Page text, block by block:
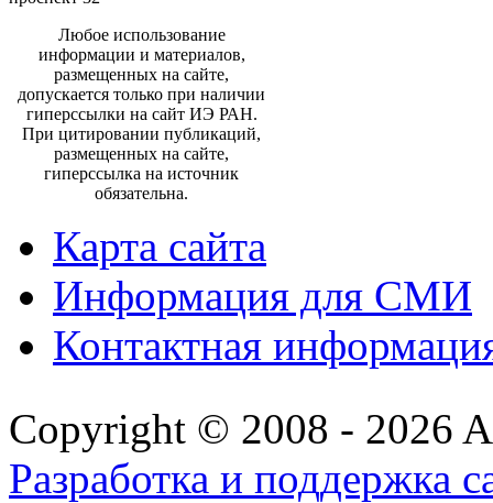
Любое использование
информации и материалов,
размещенных на сайте,
допускается только при наличии
гиперссылки на сайт ИЭ РАН.
При цитировании публикаций,
размещенных на сайте,
гиперссылка на источник
обязательна.
Карта сайта
Информация для СМИ
Контактная
Copyright © 2008 - 2026
Разработка и поддержка